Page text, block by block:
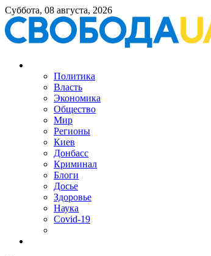
Суббота, 08 августа, 2026
Политика
Власть
Экономика
Общество
Мир
Регионы
Киев
Донбасс
Криминал
Блоги
Досье
Здоровье
Наука
Covid-19